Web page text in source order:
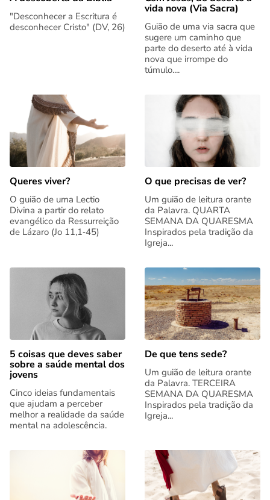
"Desconhecer a Escritura é
desconhecer Cristo" (DV, 26)
vida nova (Via Sacra)
Guião de uma via sacra que
sugere um caminho que
parte do deserto até à vida
nova que irrompe do
túmulo....
Queres viver?
O guião de uma Lectio
Divina a partir do relato
evangélico da Ressurreição
de Lázaro (Jo 11,1‑45)
O que precisas de ver?
Um guião de leitura orante
da Palavra. QUARTA
SEMANA DA QUARESMA
Inspirados pela tradição da
Igreja...
5 coisas que deves saber
sobre a saúde mental dos
jovens
Cinco ideias fundamentais
que ajudam a perceber
melhor a realidade da saúde
mental na adolescência.
De que tens sede?
Um guião de leitura orante
da Palavra. TERCEIRA
SEMANA DA QUARESMA
Inspirados pela tradição da
Igreja...